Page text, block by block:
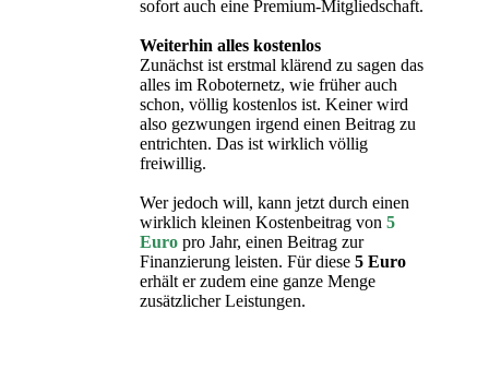
sofort auch eine Premium-Mitgliedschaft.
Weiterhin alles kostenlos
Zunächst ist erstmal klärend zu sagen das
alles im Roboternetz, wie früher auch
schon, völlig kostenlos ist. Keiner wird
also gezwungen irgend einen Beitrag zu
entrichten. Das ist wirklich völlig
freiwillig.
Wer jedoch will, kann jetzt durch einen
wirklich kleinen Kostenbeitrag von 5
Euro pro Jahr, einen Beitrag zur
Finanzierung leisten. Für diese 5 Euro
erhält er zudem eine ganze Menge
zusätzlicher Leistungen.